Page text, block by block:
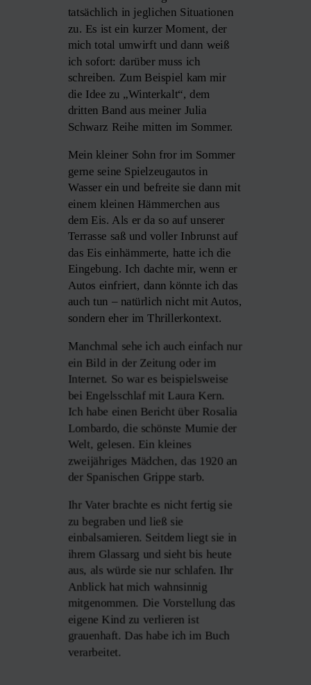
tatsächlich in jeglichen Situationen
zu. Es ist ein kurzer Moment, der
mich total umwirft und dann weiß
ich sofort: darüber muss ich
schreiben. Zum Beispiel kam mir
die Idee zu „Winterkalt“, dem
dritten Band aus meiner Julia
Schwarz Reihe mitten im Sommer.
Mein kleiner Sohn fror im Sommer
gerne seine Spielzeugautos in
Wasser ein und befreite sie dann mit
einem kleinen Hämmerchen aus
dem Eis. Als er da so auf unserer
Terrasse saß und voller Inbrunst auf
das Eis einhämmerte, hatte ich die
Eingebung. Ich dachte mir, wenn er
Autos einfriert, dann könnte ich das
auch tun – natürlich nicht mit Autos,
sondern eher im Thrillerkontext.
Manchmal sehe ich auch einfach nur
ein Bild in der Zeitung oder im
Internet. So war es beispielsweise
bei Engelsschlaf mit Laura Kern.
Ich habe einen Bericht über Rosalia
Lombardo, die schönste Mumie der
Welt, gelesen. Ein kleines
zweijähriges Mädchen, das 1920 an
der Spanischen Grippe starb.
Ihr Vater brachte es nicht fertig sie
zu begraben und ließ sie
einbalsamieren. Seitdem liegt sie in
ihrem Glassarg und sieht bis heute
aus, als würde sie nur schlafen. Ihr
Anblick hat mich wahnsinnig
mitgenommen. Die Vorstellung das
eigene Kind zu verlieren ist
grauenhaft. Das habe ich im Buch
verarbeitet.